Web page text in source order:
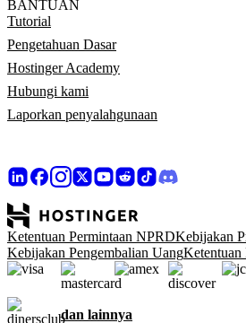
BANTUAN
Tutorial
Pengetahuan Dasar
Hostinger Academy
Hubungi kami
Laporkan penyalahgunaan
Ketentuan Permintaan NPRDKebijakan
Kebijakan Pengembalian UangKetentuan
dan lainnya